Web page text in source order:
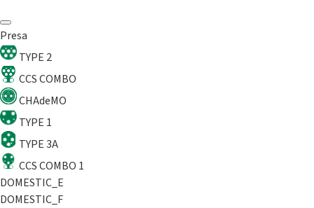
Presa
TYPE 2
CCS COMBO
CHAdeMO
TYPE 1
TYPE 3A
CCS COMBO 1
DOMESTIC_E
DOMESTIC_F